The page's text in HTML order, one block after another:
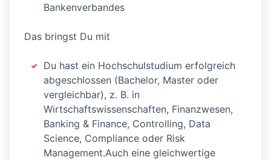
Bankenverbandes
Das bringst Du mit
Du hast ein Hochschulstudium erfolgreich
abgeschlossen (Bachelor, Master oder
vergleichbar), z. B. in
Wirtschaftswissenschaften, Finanzwesen,
Banking & Finance, Controlling, Data
Science, Compliance oder Risk
Management.Auch eine gleichwertige